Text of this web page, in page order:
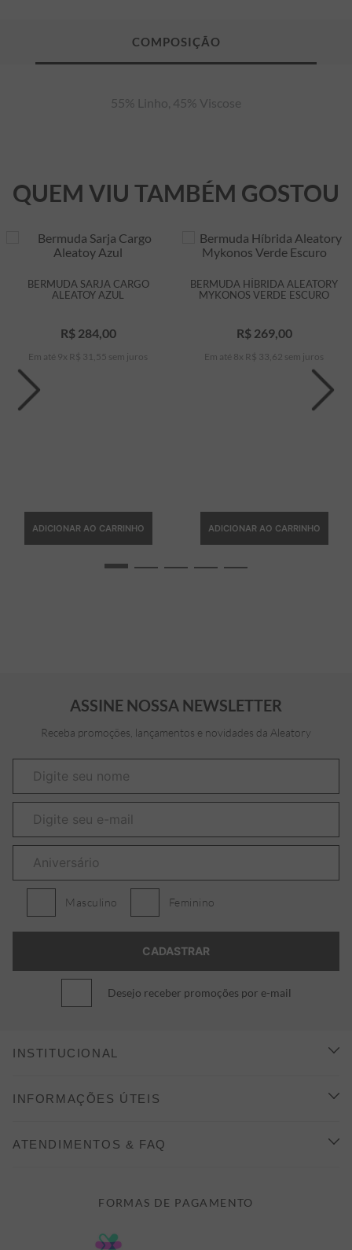
55% Linho, 45% Viscose
QUEM VIU TAMBÉM GOSTOU
BERMUDA SARJA CARGO
ALEATOY AZUL
R$ 284,00
Em até 9 x R$ 31 55 sem juros
ADICIONAR AO CARRINHO
BERMUDA HÍBRIDA ALEATORY
MYKONOS VERDE ESCURO
R$ 269,00
Em até 8 x R$ 33 62 sem juros
ADICIONAR AO CARRINHO
ASSINE NOSSA NEWSLETTER
Receba promoções, lançamentos e novidades da Aleatory
Masculino Feminino
Desejo receber promoções por e-mail
INSTITUCIONAL
CONHEÇA A ALEATORY
INFORMAÇÕES ÚTEIS
FORMAS DE PAGAMENTO
POLÍTICA DE PRIVACIDADE
ATENDIMENTOS & FAQ
FORMAS DE PAGAMENTO